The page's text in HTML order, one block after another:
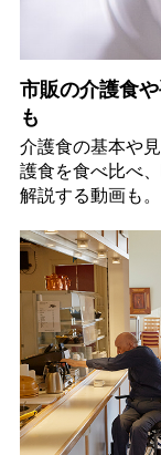
市販の介護食
も
介護食の基本や
護食を食べ比べ
解説する動画も。